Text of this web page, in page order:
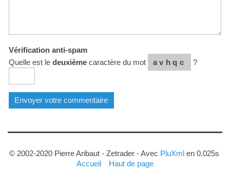
Vérification anti-spam
Quelle est le deuxièmecaractère du mot avhqc ?
© 2002-2020 Pierre Aribaut - Zetrader - Avec PluXmlen 0.025s
Accueil
Haut de page